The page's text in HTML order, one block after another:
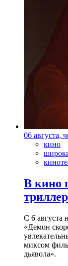
06 августа,
кино
В кино
С 6 августа
«Демон
миксом
дьявола».